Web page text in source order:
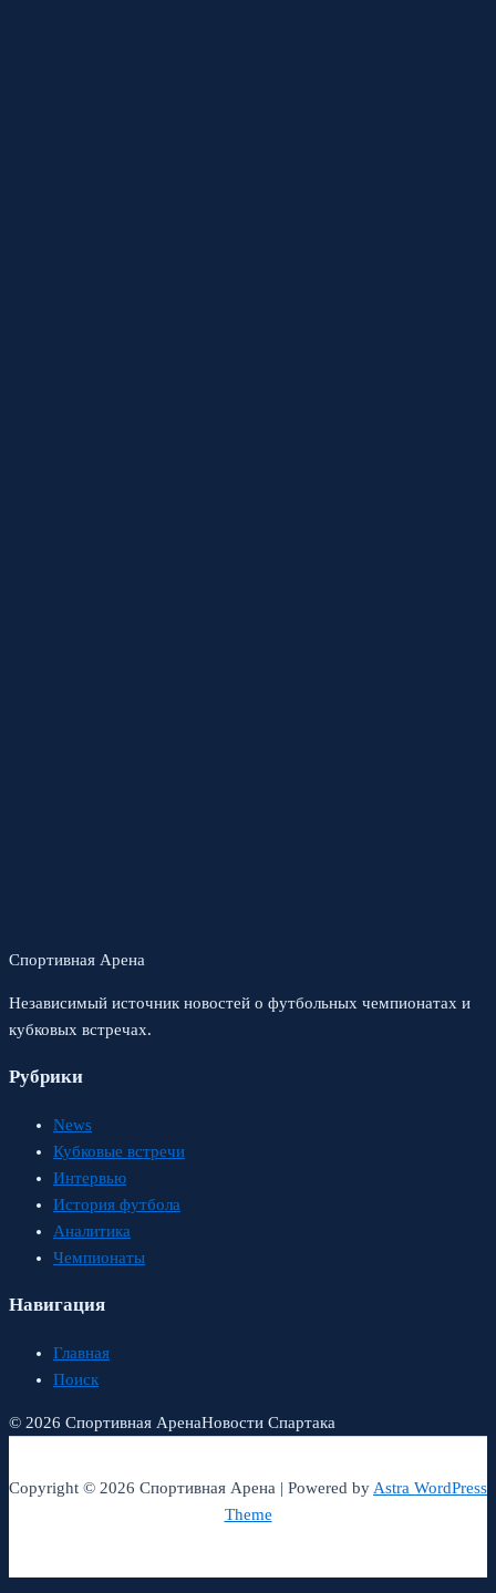
Спортивная Арена
Независимый источник новостей о футбольных чемпионатах и
кубковых встречах.
Рубрики
News
Кубковые встречи
Интервью
История футбола
Аналитика
Чемпионаты
Навигация
Главная
Поиск
© 2026 Спортивная АренаНовости Спартака
Copyright © 2026 Спортивная Арена | Powered byAstra WordPress
Theme